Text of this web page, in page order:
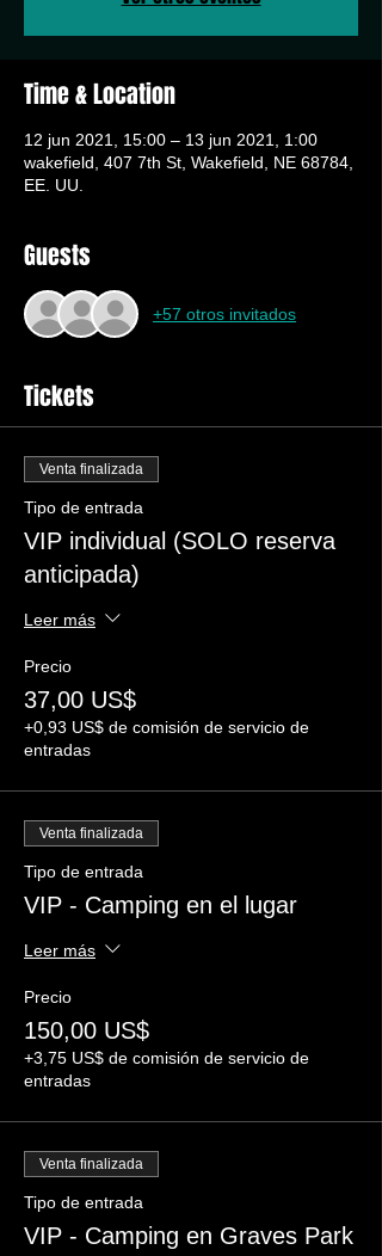
Time & Location
12 jun 2021, 15:00 – 13 jun 2021, 1:00
wakefield, 407 7th St, Wakefield, NE 68784,
EE. UU.
Guests
+57 otros invitados
Tickets
Venta finalizada
Tipo de entrada
VIP individual (SOLO reserva
anticipada)
Leer más
Precio
37,00 US$
+0,93 US$ de comisión de servicio de
entradas
Venta finalizada
Tipo de entrada
VIP - Camping en el lugar
Leer más
Precio
150,00 US$
+3,75 US$ de comisión de servicio de
entradas
Venta finalizada
Tipo de entrada
VIP - Camping en Graves Park